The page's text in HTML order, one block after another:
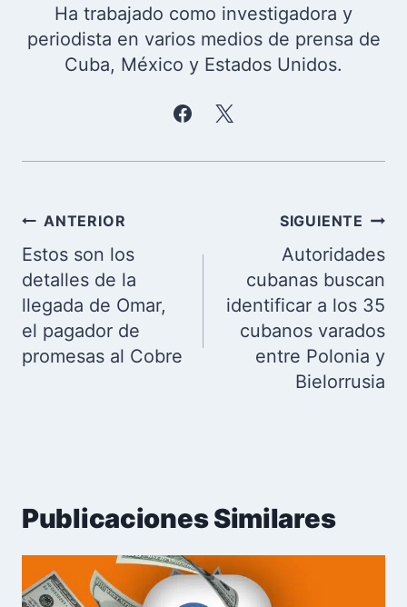
Ha trabajado como investigadora y
periodista en varios medios de prensa de
Cuba, México y Estados Unidos.
Navegación
de
entradas
ANTERIOR
Estos son los
detalles de la
llegada de Omar,
el pagador de
promesas al Cobre
SIGUIENTE
Autoridades
cubanas buscan
identificar a los 35
cubanos varados
entre Polonia y
Bielorrusia
Publicaciones Similares